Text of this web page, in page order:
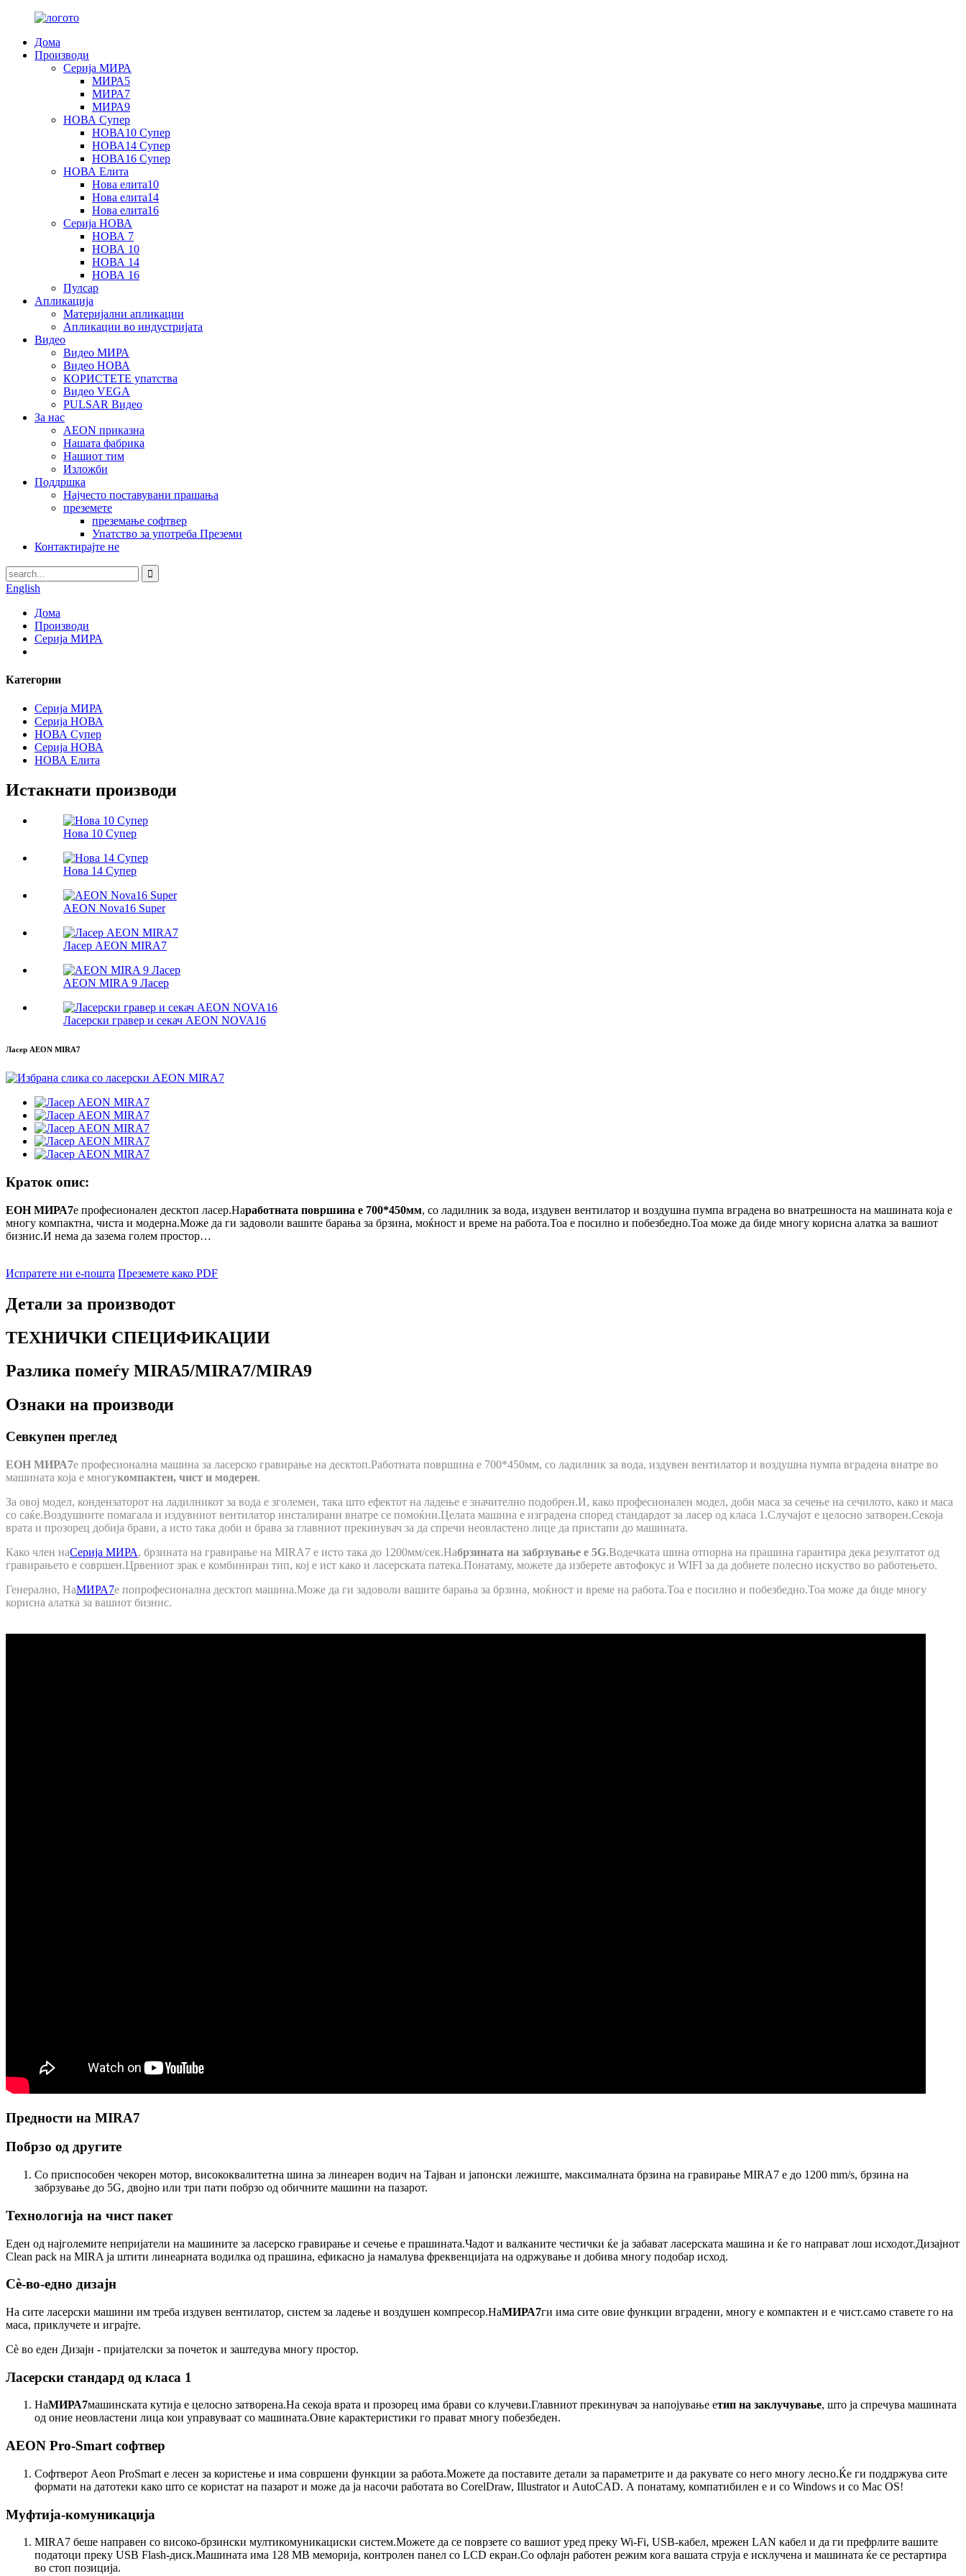
Дома
Производи
Серија МИРА
МИРА5
МИРА7
МИРА9
НОВА Супер
НОВА10 Супер
НОВА14 Супер
НОВА16 Супер
НОВА Елита
Нова елита10
Нова елита14
Нова елита16
Серија НОВА
НОВА 7
НОВА 10
НОВА 14
НОВА 16
Пулсар
Апликација
Материјални апликации
Апликации во индустријата
Видео
Видео МИРА
Видео НОВА
КОРИСТЕТЕ упатства
Видео VEGA
PULSAR Видео
За нас
AEON приказна
Нашата фабрика
Нашиот тим
Изложби
Поддршка
Најчесто поставувани прашања
преземете
преземање софтвер
Упатство за употреба Преземи
Контактирајте не
English
Дома
Производи
Серија МИРА
Категории
Серија МИРА
Серија НОВА
НОВА Супер
Серија НОВА
НОВА Елита
Истакнати производи
Нова 10 Супер
Нова 14 Супер
AEON Nova16 Super
Ласер AEON MIRA7
AEON MIRA 9 Ласер
Ласерски гравер и секач AEON NOVA16
Ласер AEON MIRA7
Краток опис:
ЕОН МИРА7е професионален десктоп ласер.Наработната површина е 700*450мм, со ладилник за вода, издувен вентилатор и воздушна пумпа вградена во внатрешноста на машината која е
многу компактна, чиста и модерна.Може да ги задоволи вашите барања за брзина, моќност и време на работа.Тоа е посилно и побезбедно.Тоа може да биде многу корисна алатка за вашиот
бизнис.И нема да зазема голем простор…
Испратете ни е-пошта Преземете како PDF
Детали за производот
ТЕХНИЧКИ СПЕЦИФИКАЦИИ
Разлика помеѓу MIRA5/MIRA7/MIRA9
Ознаки на производи
Севкупен преглед
ЕОН МИРА7е професионална машина за ласерско гравирање на десктоп.Работната површина е 700*450мм, со ладилник за вода, издувен вентилатор и воздушна пумпа вградена внатре во
машината која е многукомпактен, чист и модерен.
За овој модел, кондензаторот на ладилникот за вода е зголемен, така што ефектот на ладење е значително подобрен.И, како професионален модел, доби маса за сечење на сечилото, како и маса
со саќе.Воздушните помагала и издувниот вентилатор инсталирани внатре се помоќни.Целата машина е изградена според стандардот за ласер од класа 1.Случајот е целосно затворен.Секоја
врата и прозорец добија брави, а исто така доби и брава за главниот прекинувач за да спречи неовластено лице да пристапи до машината.
Како член наСерија МИРА, брзината на гравирање на MIRA7 е исто така до 1200мм/сек.Набрзината на забрзување е 5G.Водечката шина отпорна на прашина гарантира дека резултатот од
гравирањето е совршен.Црвениот зрак е комбиниран тип, кој е ист како и ласерската патека.Понатаму, можете да изберете автофокус и WIFI за да добиете полесно искуство во работењето.
Генерално, НаМИРА7е попрофесионална десктоп машина.Може да ги задоволи вашите барања за брзина, моќност и време на работа.Тоа е посилно и побезбедно.Тоа може да биде многу
корисна алатка за вашиот бизнис.
Предности на MIRA7
Побрзо од другите
Со приспособен чекорен мотор, висококвалитетна шина за линеарен водич на Тајван и јапонски лежиште, максималната брзина на гравирање MIRA7 е до 1200 mm/s, брзина на
забрзување до 5G, двојно или три пати побрзо од обичните машини на пазарот.
Технологија на чист пакет
Еден од најголемите непријатели на машините за ласерско гравирање и сечење е прашината.Чадот и валканите честички ќе ја забават ласерската машина и ќе го направат лош исходот.Дизајнот
Clean pack на MIRA ја штити линеарната водилка од прашина, ефикасно ја намалува фреквенцијата на одржување и добива многу подобар исход.
Сè-во-едно дизајн
На сите ласерски машини им треба издувен вентилатор, систем за ладење и воздушен компресор.НаМИРА7ги има сите овие функции вградени, многу е компактен и е чист.само ставете го на
маса, приклучете и играјте.
Сè во еден Дизајн - пријателски за почеток и заштедува многу простор.
Ласерски стандард од класа 1
НаМИРА7машинската кутија е целосно затворена.На секоја врата и прозорец има брави со клучеви.Главниот прекинувач за напојување етип на заклучување, што ја спречува машината
од оние неовластени лица кои управуваат со машината.Овие карактеристики го прават многу побезбеден.
AEON Pro-Smart софтвер
Софтверот Aeon ProSmart е лесен за користење и има совршени функции за работа.Можете да поставите детали за параметрите и да ракувате со него многу лесно.Ќе ги поддржува сите
формати на датотеки како што се користат на пазарот и може да ја насочи работата во CorelDraw, Illustrator и AutoCAD. А понатаму, компатибилен е и со Windows и со Mac OS!
Муфтија-комуникација
MIRA7 беше направен со високо-брзински мултикомуникациски систем.Можете да се поврзете со вашиот уред преку Wi-Fi, USB-кабел, мрежен LAN кабел и да ги префрлите вашите
податоци преку USB Flash-диск.Машината има 128 MB меморија, контролен панел со LCD екран.Со офлајн работен режим кога вашата струја е исклучена и машината ќе се рестартира
во стоп позиција.